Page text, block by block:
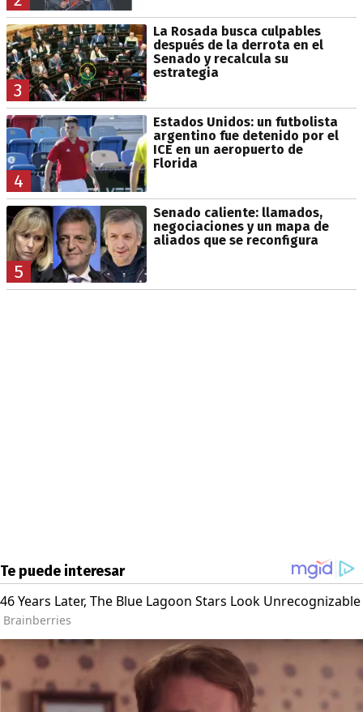
3
La Rosada busca culpables
después de la derrota en el
Senado y recalcula su
estrategia
4
Estados Unidos: un futbolista
argentino fue detenido por el
ICE en un aeropuerto de
Florida
5
Senado caliente: llamados,
negociaciones y un mapa de
aliados que se reconfigura